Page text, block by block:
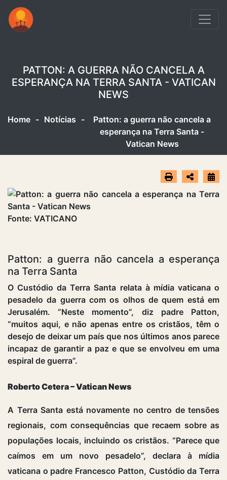
PATTON: A GUERRA NÃO CANCELA A
ESPERANÇA NA TERRA SANTA - VATICAN
NEWS
Home - Notícias -
Patton: a guerra não cancela a
esperança na Terra Santa -
Vatican News
Fonte: VATICANO
Patton: a guerra não cancela a esperança
na Terra Santa
O Custódio da Terra Santa relata à mídia vaticana o
pesadelo da guerra com os olhos de quem está em
Jerusalém. “Neste momento”, diz padre Patton,
“muitos aqui, e não apenas entre os cristãos, têm o
desejo de deixar um país que nos últimos anos parece
incapaz de garantir a paz e que se envolveu em uma
espiral de guerra”.
Roberto Cetera – Vatican News
A Terra Santa está novamente no centro de tensões
regionais, com consequências que recaem sobre as
populações locais, incluindo os cristãos. “Parece que
caímos em um novo pesadelo”, declara à mídia
vaticana o padre Francesco Patton, Custódio da Terra